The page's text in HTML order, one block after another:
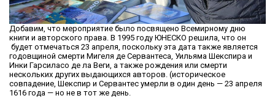
Добавим, что мероприятие было посвящено Всемирному дню
книги и авторского права. В 1995 году ЮНЕСКО решила, что он
будет отмечаться 23 апреля, поскольку эта дата также является
годовщиной смерти Мигеля де Сервантеса, Уильяма Шекспира и
Инки Гарсиласо де ла Веги, а также рождения или смерти
нескольких других выдающихся авторов. (историческое
совпадение, Шекспир и Сервантес умерли в один день — 23 апреля
1616 года — но не в тот же день.